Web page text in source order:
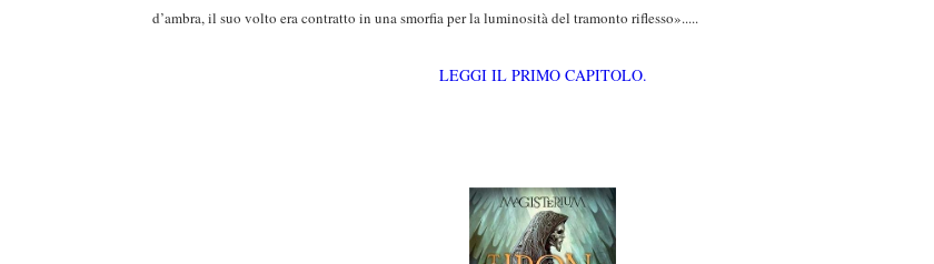
d’ambra, il suo volto era contratto in una smorfia per la luminosità del tramonto riflesso».....
LEGGI IL PRIMO CAPITOLO.